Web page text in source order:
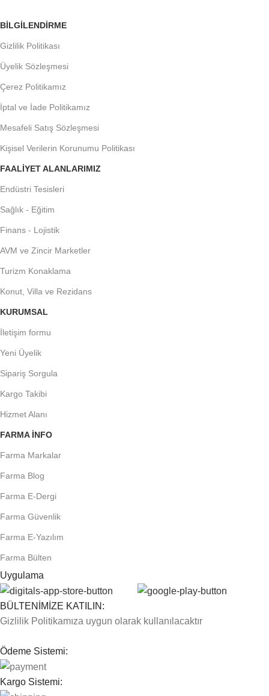
BILGILENDIRME
Gizlilik Politikası
Üyelik Sözleşmesi
Çerez Politikamız
İptal ve İade Politikamız
Mesafeli Satış Sözleşmesi
Kişisel Verilerin Korunumu Politikası
FAALIYET ALANLARIMIZ
Endüstri Tesisleri
Sağlık - Eğitim
Finans - Lojistik
AVM ve Zincir Marketler
Turizm Konaklama
Konut, Villa ve Rezidans
KURUMSAL
İletişim formu
Yeni Üyelik
Sipariş Sorgula
Kargo Takibi
Hizmet Alanı
FARMA INFO
Farma Markalar
Farma Blog
Farma E-Dergi
Farma Güvenlik
Farma E-Yazılım
Farma Bülten
Uygulama
BÜLTENİMİZE KATILIN:
Gizlilik Politikamıza uygun olarak kullanılacaktır
Ödeme Sistemi:
Kargo Sistemi: